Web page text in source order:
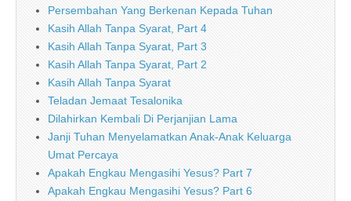
Persembahan Yang Berkenan Kepada Tuhan
Kasih Allah Tanpa Syarat, Part 4
Kasih Allah Tanpa Syarat, Part 3
Kasih Allah Tanpa Syarat, Part 2
Kasih Allah Tanpa Syarat
Teladan Jemaat Tesalonika
Dilahirkan Kembali Di Perjanjian Lama
Janji Tuhan Menyelamatkan Anak-Anak Keluarga
Umat Percaya
Apakah Engkau Mengasihi Yesus? Part 7
Apakah Engkau Mengasihi Yesus? Part 6